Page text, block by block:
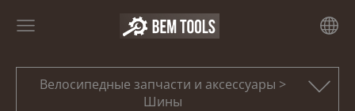
Велосипедные запчасти и аксессуары >
Шины